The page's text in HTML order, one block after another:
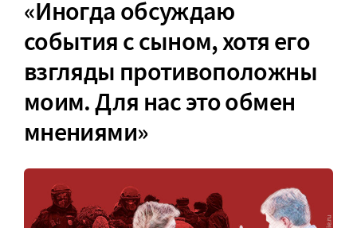
«Иногда обсуждаю
события с сыном, хотя его
взгляды противоположны
моим. Для нас это обмен
мнениями»